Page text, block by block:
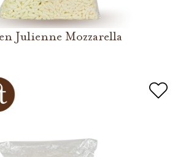
Julienne Mozzarella